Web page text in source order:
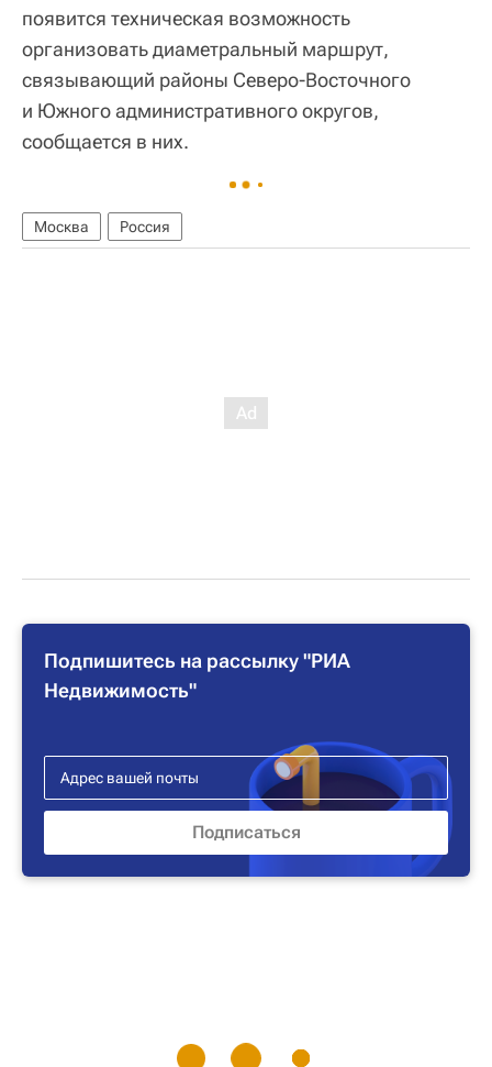
появится техническая возможность
организовать диаметральный маршрут,
связывающий районы Северо-Восточного
и Южного административного округов,
сообщается в них.
Москва Россия
Подпишитесь на рассылку "РИА
Недвижимость"